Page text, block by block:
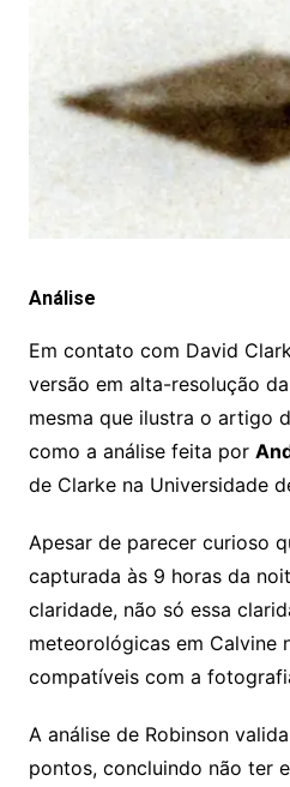
Análise
Em contato com David
versão em alta-resolução
mesma que ilustra o artigo
como a análise feita por
de Clarke na Universidade
Apesar de parecer curioso
capturada às 9 horas da
claridade, não só essa
meteorológicas em Calvine
compatíveis com a
A análise de Robinson
pontos, concluindo não ter